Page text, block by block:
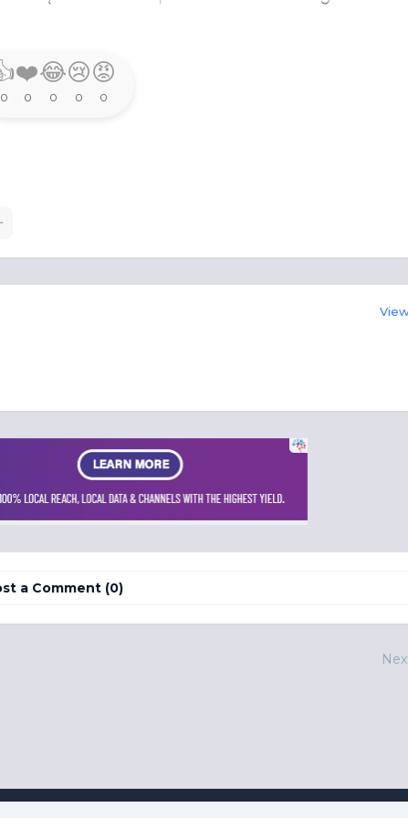
0
❤️
0
😂
0
😢
0
😡
0
a Comment (0)